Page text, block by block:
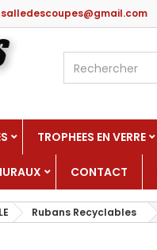
TROPHEES EN VERRE
CONTACT
Rubans Recyclables